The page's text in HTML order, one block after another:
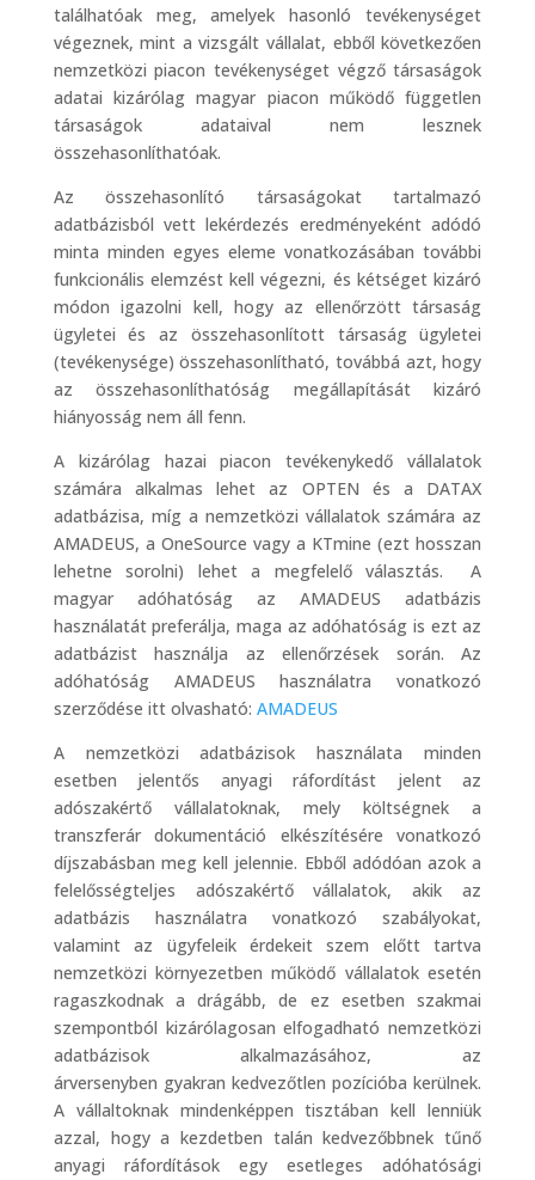
találhatóak meg, amelyek hasonló tevékenységet
végeznek, mint a vizsgált vállalat, ebből következően
nemzetközi piacon tevékenységet végző társaságok
adatai kizárólag magyar piacon működő független
társaságok adataival nem lesznek
összehasonlíthatóak.
Az összehasonlító társaságokat tartalmazó
adatbázisból vett lekérdezés eredményeként adódó
minta minden egyes eleme vonatkozásában további
funkcionális elemzést kell végezni, és kétséget kizáró
módon igazolni kell, hogy az ellenőrzött társaság
ügyletei és az összehasonlított társaság ügyletei
(tevékenysége) összehasonlítható, továbbá azt, hogy
az összehasonlíthatóság megállapítását kizáró
hiányosság nem áll fenn.
A kizárólag hazai piacon tevékenykedő vállalatok
számára alkalmas lehet az OPTEN és a DATAX
adatbázisa, míg a nemzetközi vállalatok számára az
AMADEUS, a OneSource vagy a KTmine (ezt hosszan
lehetne sorolni) lehet a megfelelő választás. A
magyar adóhatóság az AMADEUS adatbázis
használatát preferálja, maga az adóhatóság is ezt az
adatbázist használja az ellenőrzések során. Az
adóhatóság AMADEUS használatra vonatkozó
szerződése itt olvasható: AMADEUS
A nemzetközi adatbázisok használata minden
esetben jelentős anyagi ráfordítást jelent az
adószakértő vállalatoknak, mely költségnek a
transzferár dokumentáció elkészítésére vonatkozó
díjszabásban meg kell jelennie. Ebből adódóan azok a
felelősségteljes adószakértő vállalatok, akik az
adatbázis használatra vonatkozó szabályokat,
valamint az ügyfeleik érdekeit szem előtt tartva
nemzetközi környezetben működő vállalatok esetén
ragaszkodnak a drágább, de ez esetben szakmai
szempontból kizárólagosan elfogadható nemzetközi
adatbázisok alkalmazásához, az
árversenyben gyakran kedvezőtlen pozícióba kerülnek.
A vállaltoknak mindenképpen tisztában kell lenniük
azzal, hogy a kezdetben talán kedvezőbbnek tűnő
anyagi ráfordítások egy esetleges adóhatósági